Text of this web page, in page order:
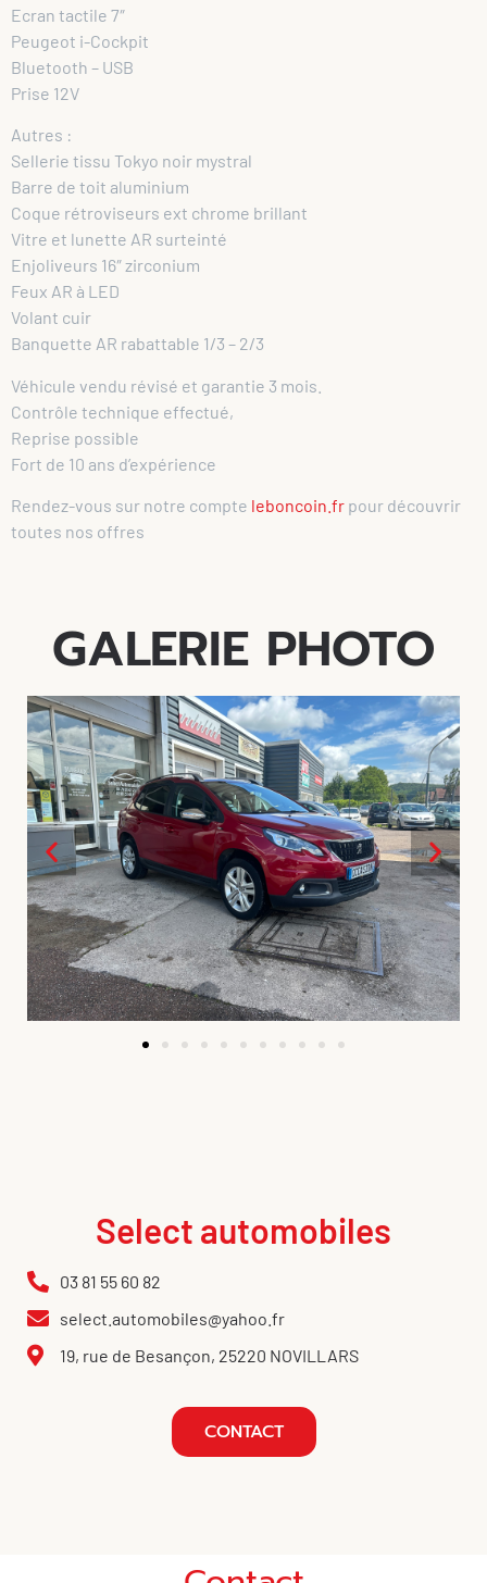
Ecran tactile 7″
Peugeot i-Cockpit
Bluetooth – USB
Prise 12V
Autres :
Sellerie tissu Tokyo noir mystral
Barre de toit aluminium
Coque rétroviseurs ext chrome brillant
Vitre et lunette AR surteinté
Enjoliveurs 16″ zirconium
Feux AR à LED
Volant cuir
Banquette AR rabattable 1/3 – 2/3
Véhicule vendu révisé et garantie 3 mois.
Contrôle technique effectué,
Reprise possible
Fort de 10 ans d’expérience
Rendez-vous sur notre compte leboncoin.fr pour découvrir
toutes nos offres
GALERIE PHOTO
Select automobiles
03 81 55 60 82
select.automobiles@yahoo.fr
19, rue de Besançon, 25220 NOVILLARS
CONTACT